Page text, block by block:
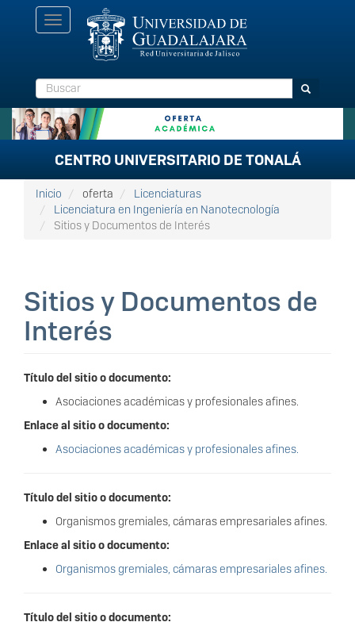
Toggle
navigation
Buscar Buscar
CENTRO UNIVERSITARIO DE TONALÁ
Inicio oferta
Licenciaturas
Licenciatura en Ingeniería en Nanotecnología
Sitios y Documentos de Interés
Sitios y Documentos de
Interés
Título del sitio o documento:
Asociaciones académicas y profesionales afines.
Enlace al sitio o documento:
Asociaciones académicas y profesionales afines.
Título del sitio o documento:
Organismos gremiales, cámaras empresariales afines.
Enlace al sitio o documento:
Organismos gremiales, cámaras empresariales afines.
Título del sitio o documento: